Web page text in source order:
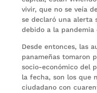
vivir, que no se veía
se declaró una alerta
debido a la pandemia
Desde entonces, las
panameñas tomaron
socio-económico del
la fecha, son los que
ciudadano con